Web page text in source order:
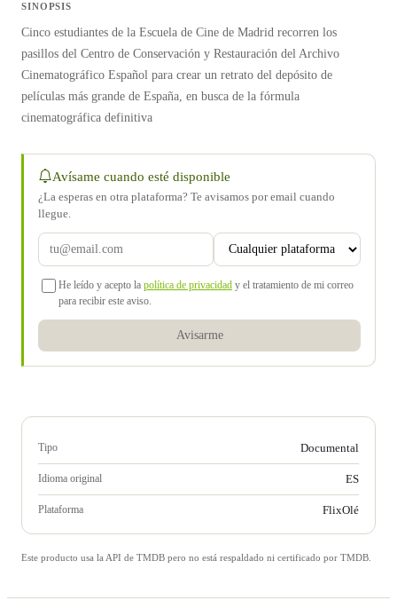
SINOPSIS
Cinco estudiantes de la Escuela de Cine de Madrid recorren los
pasillos del Centro de Conservación y Restauración del Archivo
Cinematográfico Español para crear un retrato del depósito de
películas más grande de España, en busca de la fórmula
cinematográfica definitiva
Avísame cuando esté disponible
¿La esperas en otra plataforma? Te avisamos por email cuando
llegue.
He leído y acepto la política de privacidad y el tratamiento de mi correo
para recibir este aviso.
Avisarme
Tipo Documental
Idioma original ES
Plataforma FlixOlé
Este producto usa la API de TMDB pero no está respaldado ni certificado por TMDB.